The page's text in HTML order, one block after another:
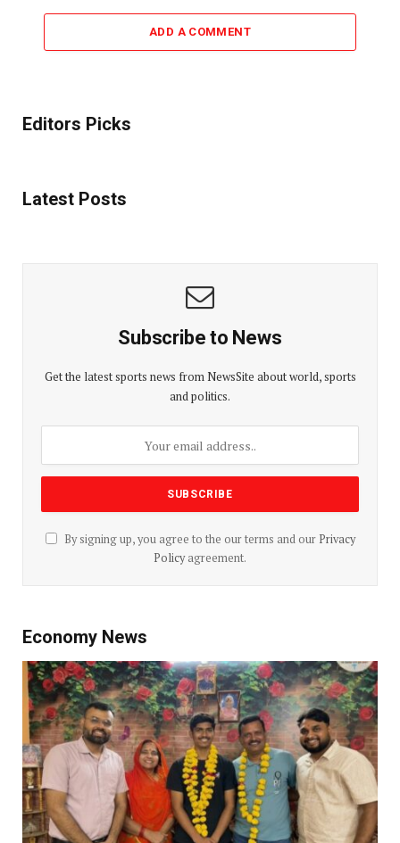
ADD A COMMENT
Editors Picks
Latest Posts
Subscribe to News
Get the latest sports news from NewsSite about world, sports
and politics.
By signing up, you agree to the our terms and our Privacy
Policyagreement.
Economy News